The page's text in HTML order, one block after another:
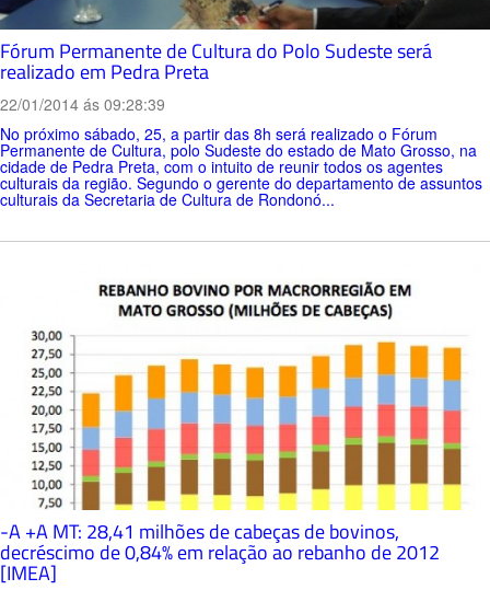
Fórum Permanente de Cultura do Polo Sudeste será
realizado em Pedra Preta
22/01/2014 ás 09:28:39
No próximo sábado, 25, a partir das 8h será realizado o Fórum
Permanente de Cultura, polo Sudeste do estado de Mato Grosso, na
cidade de Pedra Preta, com o intuito de reunir todos os agentes
culturais da região. Segundo o gerente do departamento de assuntos
culturais da Secretaria de Cultura de Rondonó...
-A +A MT: 28,41 milhões de cabeças de bovinos,
decréscimo de 0,84% em relação ao rebanho de 2012
[IMEA]